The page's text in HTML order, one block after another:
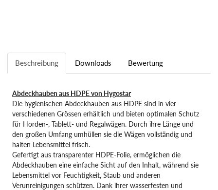
Beschreibung Downloads Bewertung
Abdeckhauben aus HDPE von Hygostar
Die hygienischen Abdeckhauben aus HDPE sind in vier
verschiedenen Grössen erhältlich und bieten optimalen Schutz
für Horden-, Tablett- und Regalwägen. Durch ihre Länge und
den großen Umfang umhüllen sie die Wägen vollständig und
halten Lebensmittel frisch.
Gefertigt aus transparenter HDPE-Folie, ermöglichen die
Abdeckhauben eine einfache Sicht auf den Inhalt, während sie
Lebensmittel vor Feuchtigkeit, Staub und anderen
Verunreinigungen schützen. Dank ihrer wasserfesten und